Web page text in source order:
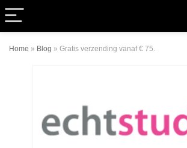
Home » Blog » Gratis verzending vanaf € 75.